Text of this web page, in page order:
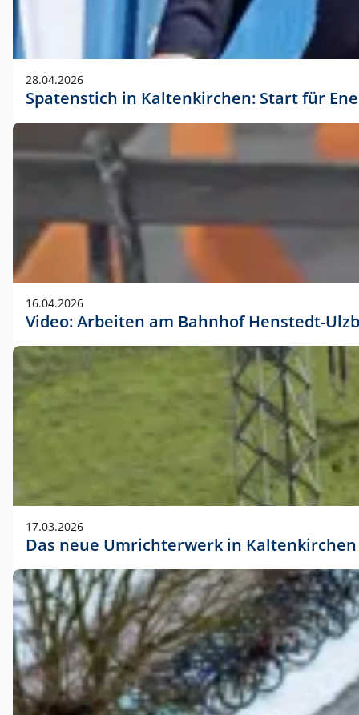
28.04.2026
Spatenstich in Kaltenkirchen: Start für
16.04.2026
Video: Arbeiten am Bahnhof Henstedt-
17.03.2026
Das neue Umrichterwerk in Kaltenkirchen